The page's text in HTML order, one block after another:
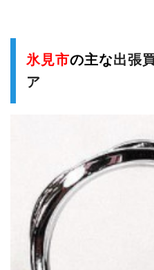
氷見市の主な出張
ア